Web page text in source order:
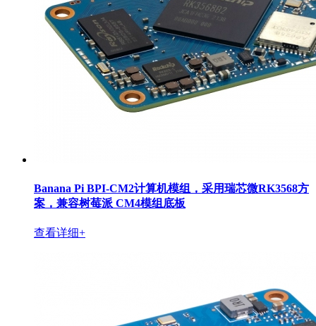
Banana Pi BPI-CM2计算机模组，采用瑞芯微RK3568方
案，兼容树莓派 CM4模组底板
查看详细+